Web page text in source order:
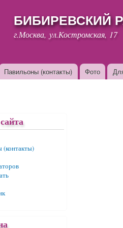
БИБИРЕВСКИЙ
г.Москва, ул.Костромская, 17
Павильоны (контакты) Фото
(контакты)